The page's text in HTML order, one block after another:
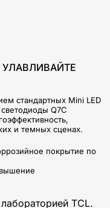
УЛАВЛИВАЙТЕ
стандартных Mini LED
Q7C
и темных сценах.
покрытие по
TCL.